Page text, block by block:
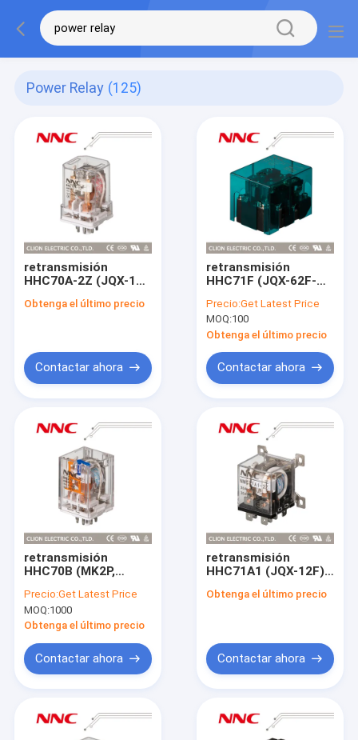
Power Relay (125)
retransmisión
HHC70A-2Z (JQX-10F,
Obtenga el último precio
Contactar ahora
retransmisión
HHC71F (JQX-62F-
Precio:Get Latest Price
MOQ:100
Obtenga el último precio
Contactar ahora
retransmisión
HHC70B (MK2P,
Precio:Get Latest Price
MOQ:1000
Obtenga el último precio
Contactar ahora
retransmisión
HHC71A1 (JQX-12F)
Obtenga el último precio
Contactar ahora